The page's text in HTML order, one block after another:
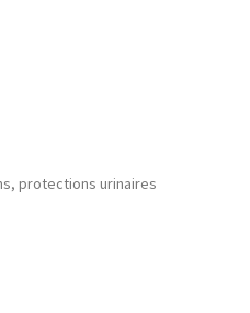
protections urinaires